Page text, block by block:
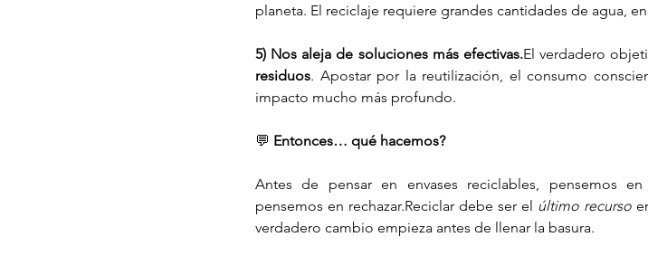
planeta. El reciclaje requiere grandes cantidades de agua,
5) Nos aleja de soluciones más efectivas.El verdadero
residuos. Apostar por la reutilización, el consumo
impacto mucho más profundo.
💬 Entonces… qué hacemos?
Antes de pensar en envases reciclables, pensemos
pensemos en rechazar.Reciclar debe ser el último recurso
verdadero cambio empieza antes de llenar la basura.